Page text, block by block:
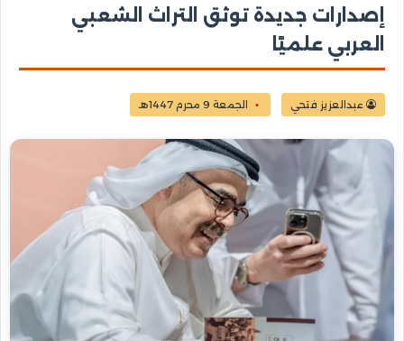
إصدارات جديدة توثق التراث الشعبي
العربي علميًا
عبدالعزيز فتحي الجمعة 9 محرم 1447هـ